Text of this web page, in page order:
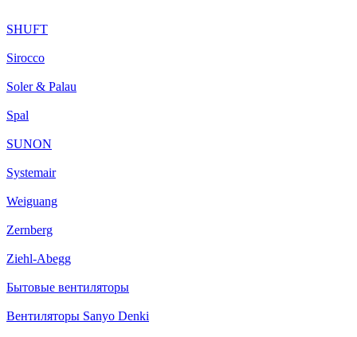
SHUFT
Sirocco
Soler & Palau
Spal
SUNON
Systemair
Weiguang
Zernberg
Ziehl-Abegg
Бытовые вентиляторы
Вентиляторы Sanyo Denki